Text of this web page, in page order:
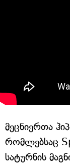
მეცნიერთა
რომლებსაც
სატურნის